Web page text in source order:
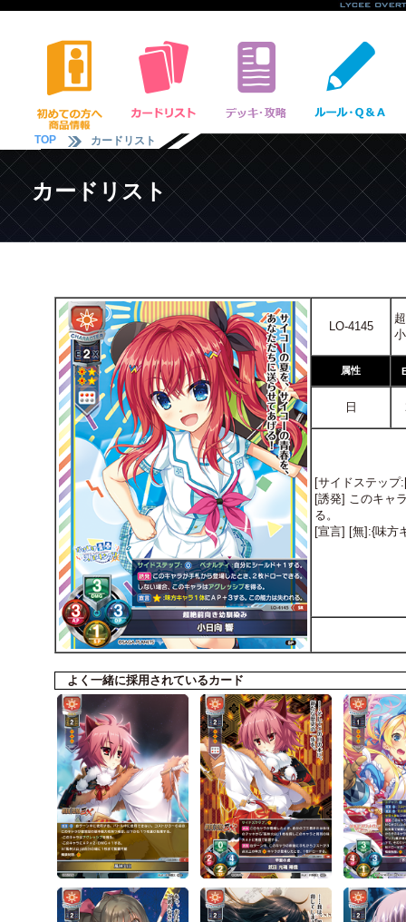
TOP カードリスト
カードリスト
LO-4145
属性
日
[サイドステッ
[誘発] このキャ
る。
[宣言] [無]:{味方
よく一緒に採用されているカード